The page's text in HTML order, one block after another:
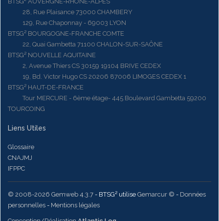
28, Rue Plaisance 73000 CHAMBERY
129, Rue Chaponnay - 69003 LYON
BTSG² BOURGOGNE-FRANCHE COMTE
22, Quai Gambetta 71100 CHALON-SUR-SAÔNE
BTSG² NOUVELLE AQUITAINE
2, Avenue Thiers CS 30159 19104 BRIVE CEDEX
19, Bd. Victor Hugo CS 20206 87006 LIMOGES CEDEX 1
BTSG² HAUT-DE-FRANCE
Tour MERCURE - 6ème étage- 445 Boulevard Gambetta 59200
TOURCOING
Liens Utiles
Glossaire
CNAJMJ
IFPPC
© 2008-2026 Gemweb 4.3.7 - BTSG² utilise Gemarcur © - Données
personnelles - Mentions légales